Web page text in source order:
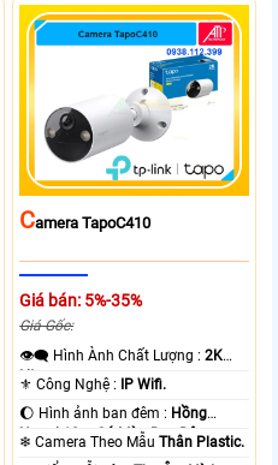
CAmera TapoC410
Giá bán: 5%-35%
Giá Gốc:
👁️‍🗨 Hình Ành Chất Lượng :2K
Lite .
⚜️ Công Nghệ : IP Wifi.
🌔 Hình ảnh ban đêm : Hồng
Ngoại 10m Có Màu Ban Ðêm.
❄ Camera Theo MẫuThân Plastic.